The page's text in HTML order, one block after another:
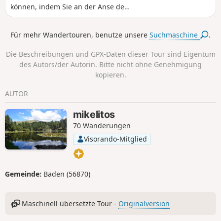
können, indem Sie an der Anse de
Moustran, dem Strand von Toulindac
vorbeikommen.
Für mehr Wandertouren, benutze unsereSuchmaschine .
Die Beschreibungen und GPX-Daten dieser Tour sind Eigentum
des Autors/der Autorin. Bitte nicht ohne Genehmigung
kopieren.
AUTOR
mikelitos
70 Wanderungen
Visorando-Mitglied
Gemeinde: Baden (56870)
Maschinell übersetzte Tour - Originalversion